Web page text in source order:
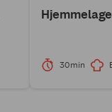
30min